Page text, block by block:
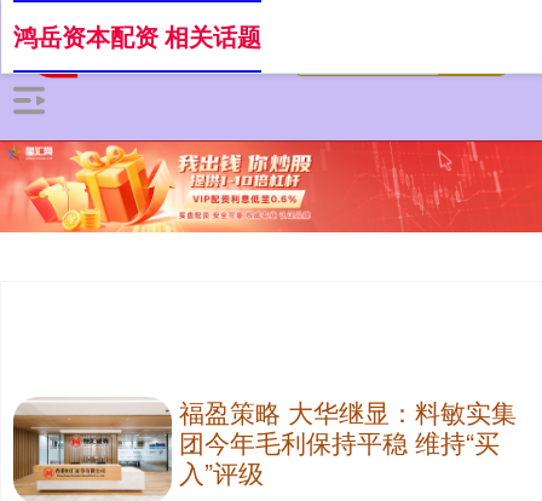
鸿岳资本配资 相关话题
福盈策略 大华继显：料敏实集
团今年毛利保持平稳 维持“买
入”评级